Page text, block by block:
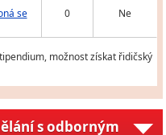
se 0 Ne
možnost získat řidičský
s odborným